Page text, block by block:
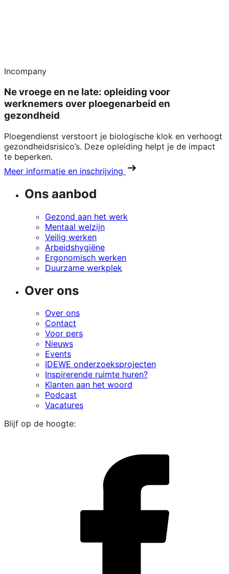
Incompany
Ne vroege en ne late: opleiding voor
werknemers over ploegenarbeid en
gezondheid
Ploegendienst verstoort je biologische klok en verhoogt
gezondheidsrisico’s. Deze opleiding helpt je de impact
te beperken.
Meer informatie en inschrijving
Ons aanbod
Gezond aan het werk
Mentaal welzijn
Veilig werken
Arbeidshygiëne
Ergonomisch werken
Duurzame werkplek
Over ons
Over ons
Contact
Voor pers
Nieuws
Events
IDEWE onderzoeksprojecten
Inspirerende ruimte huren?
Klanten aan het woord
Podcast
Vacatures
Blijf op de hoogte: